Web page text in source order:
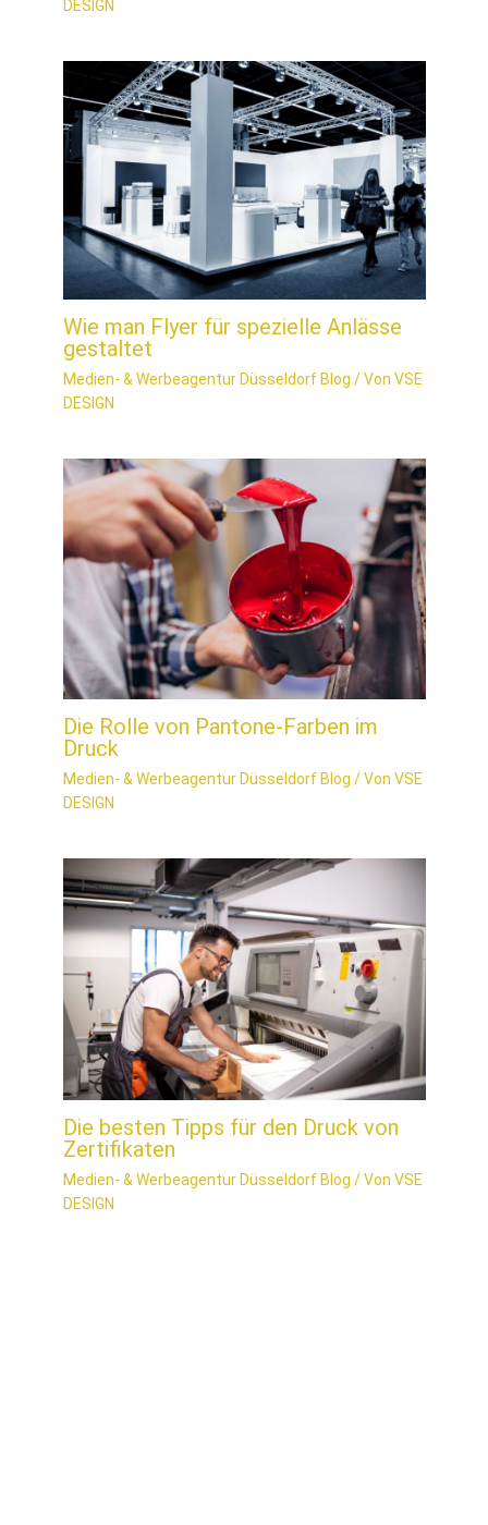
DESIGN
Wie man Flyer für spezielle Anlässe
gestaltet
Medien- & Werbeagentur Düsseldorf Blog / Von VSE
DESIGN
Die Rolle von Pantone-Farben im
Druck
Medien- & Werbeagentur Düsseldorf Blog / Von VSE
DESIGN
Die besten Tipps für den Druck von
Zertifikaten
Medien- & Werbeagentur Düsseldorf Blog / Von VSE
DESIGN